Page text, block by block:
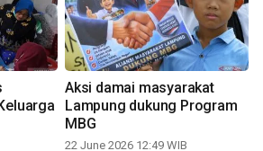
Aksi damai masyarakat
Lampung dukung Program
MBG
22 June 2026 12:49 WIB